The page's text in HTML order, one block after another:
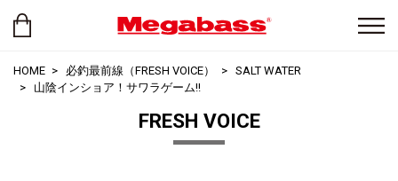
HOME 必釣最前線（FRESH VOICE）
SALT WATER
山陰インショア！サワラゲーム!!
FRESH VOICE